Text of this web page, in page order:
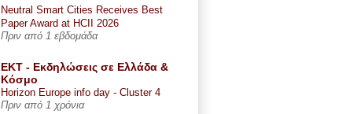
Neutral Smart Cities Receives Best
Paper Award at HCII 2026
Πριν από 1 εβδομάδα
ΕΚΤ - Εκδηλώσεις σε Ελλάδα &
Κόσμο
Horizon Europe info day - Cluster 4
Πριν από 1 χρόνια